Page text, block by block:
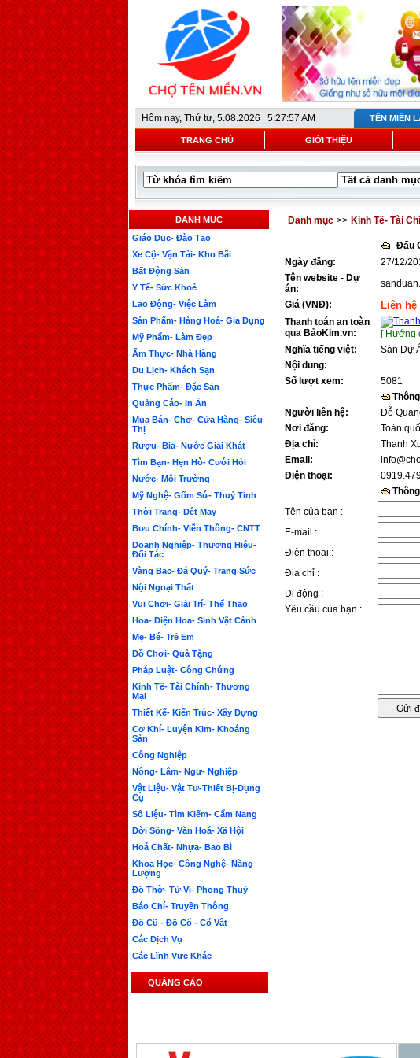
Hôm nay, Thứ tư, 5.08.2026 5:27:57 AM TÊN MIỀN
TRANG CHỦ GIỚI THIỆU
DANH MỤC
Giáo Dục- Đào Tạo
Xe Cộ- Vận Tải- Kho Bãi
Bất Động Sản
Y Tế- Sức Khoẻ
Lao Động- Việc Làm
Sản Phẩm- Hàng Hoá- Gia Dụng
Mỹ Phẩm- Làm Đẹp
Ẩm Thực- Nhà Hàng
Du Lịch- Khách Sạn
Thực Phẩm- Đặc Sản
Quảng Cáo- In Ấn
Mua Bán- Chợ- Cửa Hàng- Siêu
Thị
Rượu- Bia- Nước Giải Khát
Tìm Bạn- Hẹn Hò- Cưới Hỏi
Nước- Môi Trường
Mỹ Nghệ- Gốm Sứ- Thuỷ Tinh
Thời Trang- Dệt May
Bưu Chính- Viễn Thông- CNTT
Doanh Nghiệp- Thương Hiệu-
Đối Tác
Vàng Bạc- Đá Quý- Trang Sức
Nội Ngoại Thất
Vui Chơi- Giải Trí- Thể Thao
Hoa- Điện Hoa- Sinh Vật Cảnh
Mẹ- Bé- Trẻ Em
Đồ Chơi- Quà Tặng
Pháp Luật- Công Chứng
Kinh Tế- Tài Chính- Thương
Mại
Thiết Kế- Kiến Trúc- Xây Dựng
Cơ Khí- Luyện Kim- Khoáng
Sản
Công Nghiệp
Nông- Lâm- Ngư- Nghiệp
Vật Liệu- Vật Tư-Thiết Bị-Dụng
Cụ
Số Liệu- Tìm Kiếm- Cẩm Nang
Đời Sống- Văn Hoá- Xã Hội
Hoá Chất- Nhựa- Bao Bì
Khoa Học- Công Nghệ- Năng
Lượng
Đồ Thờ- Tử Vi- Phong Thuỷ
Báo Chí- Truyền Thông
Đồ Cũ - Đồ Cổ - Cổ Vật
Các Dịch Vụ
Các Lĩnh Vực Khác
QUẢNG CÁO
Danh mục >> Kinh Tế- Tài
Đấu
Ngày đăng:
27/12/
Tên website - Dự
án:
Giá (VNĐ):
Liên hệ
Thanh toán an toàn
qua BảoKim.vn:
[ Hướng
Nghĩa tiếng việt:
Sàn Dự
Nội dung:
Số lượt xem:
5081
Người liên hệ:
Đỗ
Nơi đăng:
Toàn
Địa chỉ:
Thanh
Email:
Điện thoại:
Tên của bạn :
E-mail :
Điện thoại :
Địa chỉ :
Di động :
Yêu cầu của bạn :